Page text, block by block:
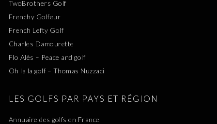
TwoBrothers Golf
Frenchy Golfeur
French Lefty Golf
Charles Damourette
Flo Alès – Peace and golf
Oh la la golf – Thomas Nuzzaci
LES GOLFS PAR PAYS ET RÉGION
Annuaire des golfs en France